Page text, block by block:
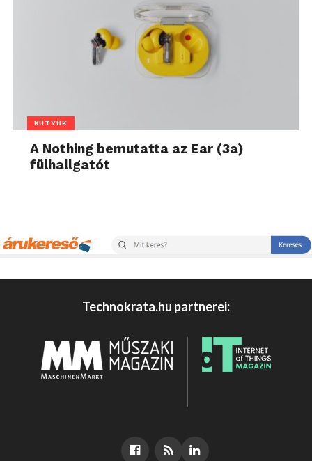
KÜTYÜK
A Nothing bemutatta az Ear (3a)
fülhallgatót
Technokrata.hu partnerei: